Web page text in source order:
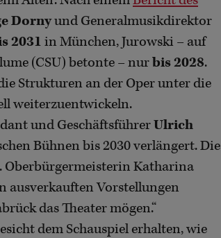
Dornyund Generalmusikdirektor
2031 in München, Jurowski – auf
(CSU) betonte – nurbis 2028.
Strukturen an der Oper unter die
weiterzuentwickeln.
und GeschäftsführerUlrich
Bühnen bis 2030 verlängert. Die
Oberbürgermeisterin Katharina
ausverkauften Vorstellungen
das Theater mögen.“
dem Schauspiel erhalten, wie